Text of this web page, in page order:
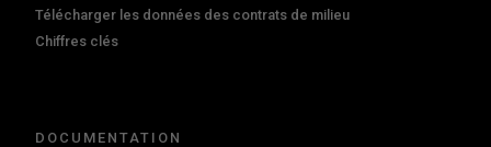
Télécharger les données des contrats de milieu
Chiffres clés
DOCUMENTATION